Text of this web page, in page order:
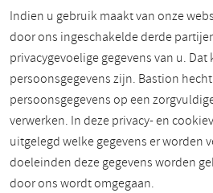
Indien u gebruik maakt van onze
door ons ingeschakelde derde
privacygevoelige gegevens van u.
persoonsgegevens zijn. Bastion
persoonsgegevens op een
verwerken. In deze privacy- en
uitgelegd welke gegevens er worden
doeleinden deze gegevens worden
door ons wordt omgegaan.